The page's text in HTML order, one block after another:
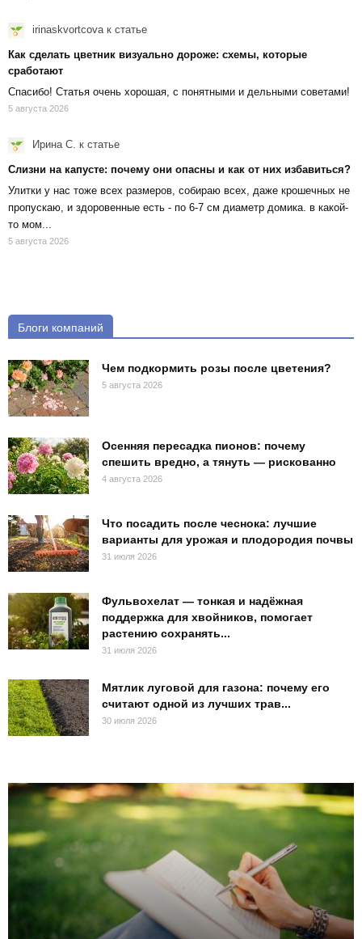
irinaskvortcovaк статье
Как сделать цветник визуально дороже: схемы, которые
сработают
Спасибо! Статья очень хорошая, с понятными и дельными советами!
5 августа 2026
Ирина С. к статье
Слизни на капусте: почему они опасны и как от них избавиться?
Улитки у нас тоже всех размеров, собираю всех, даже крошечных не
пропускаю, и здоровенные есть - по 6-7 см диаметр домика. в какой-
то мом...
5 августа 2026
Блоги компаний
Чем подкормить розы после цветения?
5 августа 2026
Осенняя пересадка пионов: почему
спешить вредно, а тянуть — рискованно
4 августа 2026
Что посадить после чеснока: лучшие
варианты для урожая и плодородия почвы
31 июля 2026
Фульвохелат — тонкая и надёжная
поддержка для хвойников, помогает
растению сохранять...
31 июля 2026
Мятлик луговой для газона: почему его
считают одной из лучших трав...
30 июля 2026